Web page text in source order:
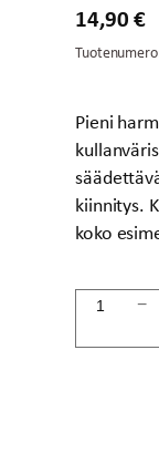
14,90€
Pieni
kiinnitys.
koko
Pikkulaukku
−